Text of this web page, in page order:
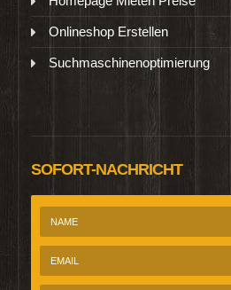
Onlineshop Erstellen
Suchmaschinenoptimierung
SOFORT-NACHRICHT